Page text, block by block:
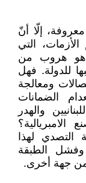
إلّا أنّ
الأزمات، التي
هو هروب من
للدولة. فهل
ومعالجة
الضمانات
والهدر
التصدي لهذا
الطبقة
من جهة أخرى.